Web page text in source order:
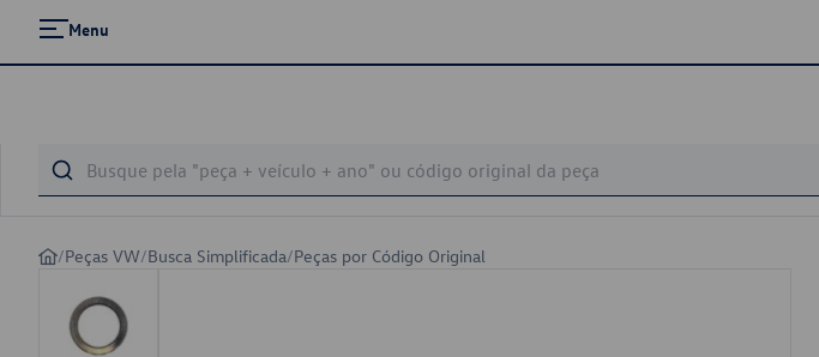
Menu
/Peças VW/Busca Simplificada/Peças por Código Original